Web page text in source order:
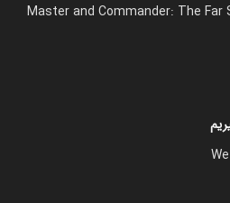
Master and Commander: The Far